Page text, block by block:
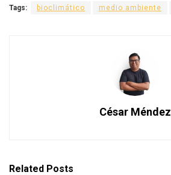
Tags: bioclimático medio ambiente
César Méndez
Related Posts